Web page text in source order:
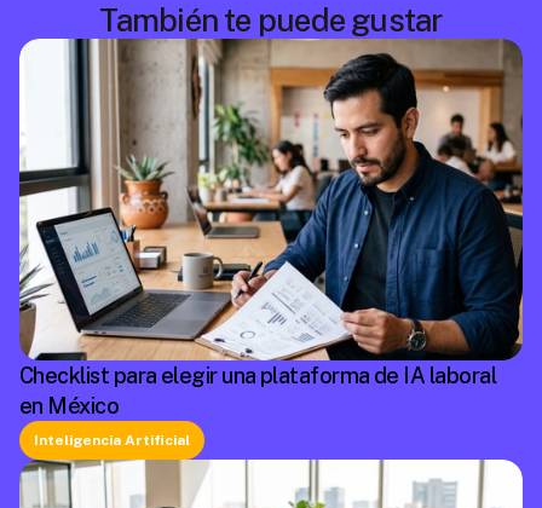
También te puede gustar
Checklist para elegir una plataforma de IA laboral
en México
Inteligencia Artificial